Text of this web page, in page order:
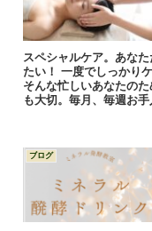
スペシャルケア。あな
たい！ 一度でしっかり
そんな忙しいあなたの
も大切。毎月、毎週お
ブログ